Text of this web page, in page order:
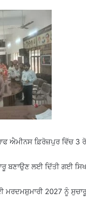
ਐਮੀਨਸ ਫ਼ਿਰੋਜ਼ਪੁਰ ਵਿੱਚ 3
ਬਣਾਉਣ ਲਈ ਦਿੱਤੀ ਗਈ
ਮਰਦਮਸ਼ੁਮਾਰੀ 2027 ਨੂੰ